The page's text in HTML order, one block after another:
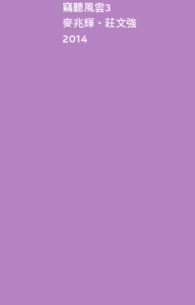
竊聽風雲3
麥兆輝、莊文強
2014